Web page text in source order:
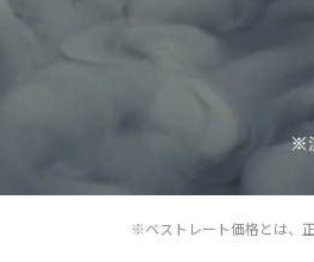
※ベストレート価格とは、